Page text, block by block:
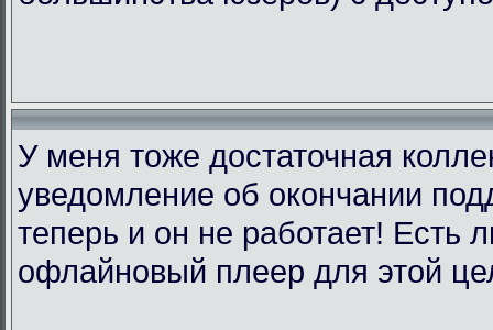
У меня тоже достаточная
уведомление об окончании
теперь и он не работает! Есть
офлайновый плеер для этой